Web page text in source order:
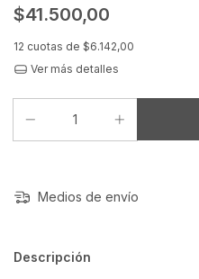
$41.500,00
12 cuotas de $6.142,00
Ver más detalles
Medios de envío
Descripción